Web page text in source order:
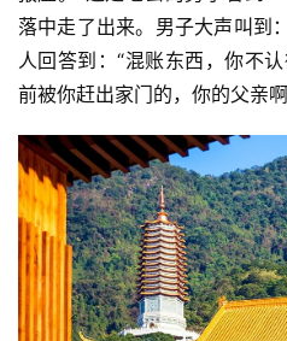
落中走了出来。男子大声叫到
人回答到：“混账东西，你不
前被你赶出家门的，你的父亲